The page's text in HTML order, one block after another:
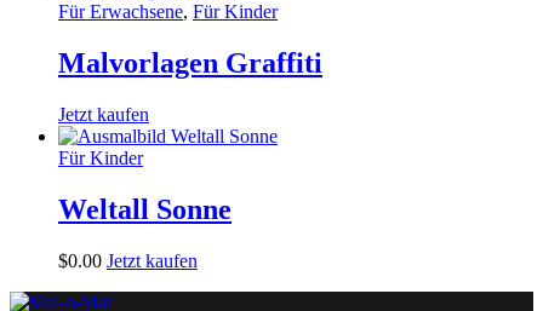
Für Erwachsene, Für Kinder
Malvorlagen Graffiti
Jetzt kaufen
Für Kinder
Weltall Sonne
$0.00 Jetzt kaufen